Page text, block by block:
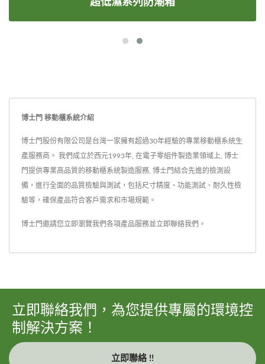
超低濕系列防潮箱
博士門 移動櫃系統介紹
博士門股份有限公司是台灣一家擁有超過30年經驗的專業移動櫃系統生
產服務商。 我們成立於西元1993年, 在電子零組件製造業領域上, 博士
門提供專業高品質的移動櫃系統製造服務, 博士門結合先進的檢測設
備，進行全面的品質檢驗與測試，包括尺寸精度、功能測試、耐久性檢
驗等，確保產品符合客戶需求和市場規範。
博士門邀請您立即瀏覽我們各項產品服務並立即聯絡我們 。
立即聯絡我們，為您提供專屬的環境控
制解決方案！
立即聯絡 !!